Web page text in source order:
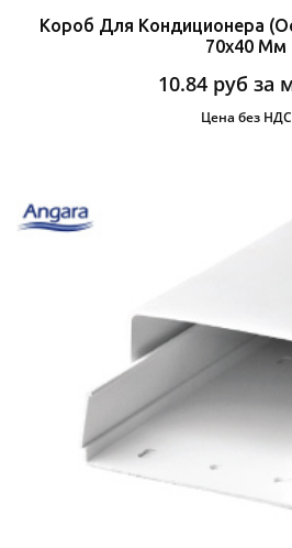
Короб Для Кондиционера
70х40 Мм
10.84 руб
Цена без НДС